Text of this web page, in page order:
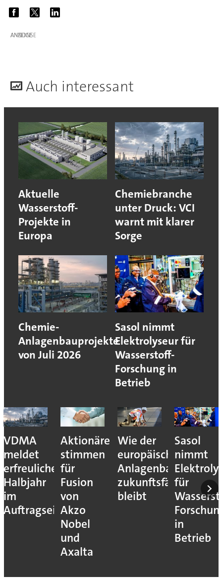
ANZEIGE
Auch interessant
Aktuelle
Wasserstoff-
Projekte in
Europa
Chemiebranche
unter Druck: VCI
warnt mit klarer
Sorge
Chemie-
Anlagenbauprojekte
von Juli 2026
Sasol nimmt
Elektrolyseur für
Wasserstoff-
Forschung in
Betrieb
VDMA
meldet
erfreuliches
Halbjahr
im
Auftragseingang
Aktionäre
stimmen
für
Fusion
von
Akzo
Nobel
und
Axalta
Wie der
europäische
Anlagenbau
zukunftsfähig
bleibt
Sasol
nimmt
für
in
Betrieb